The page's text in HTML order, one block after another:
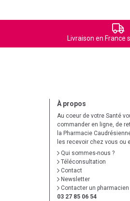
Livraison en France
À propos
Au coeur de votre Santé
commander en ligne, de
la Pharmacie
les recevoir chez vous ou
Qui sommes-nous ?
Téléconsultation
Contact
Newsletter
Contacter un
03 27 85 06 54